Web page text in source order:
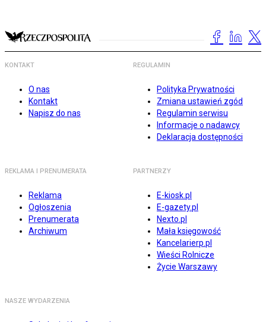
KONTAKT
O nas
Kontakt
Napisz do nas
REGULAMIN
Polityka Prywatności
Zmiana ustawień zgód
Regulamin serwisu
Informacje o nadawcy
Deklaracja dostępności
REKLAMA I PRENUMERATA
Reklama
Ogłoszenia
Prenumerata
Archiwum
PARTNERZY
E-kiosk.pl
E-gazety.pl
Nexto.pl
Mała księgowość
Kancelarierp.pl
Wieści Rolnicze
Życie Warszawy
NASZE WYDARZENIA